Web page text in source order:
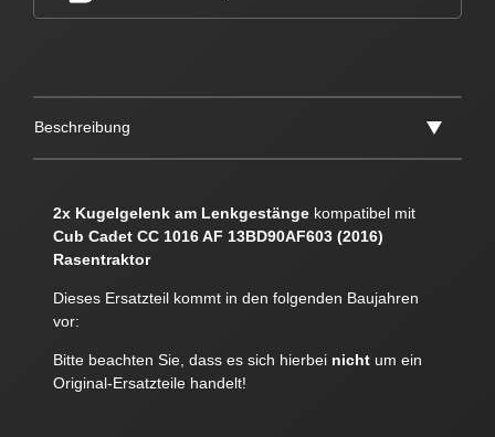
Beschreibung
2x Kugelgelenk am Lenkgestängekompatibel mit
Cub Cadet CC 1016 AF 13BD90AF603 (2016)
Rasentraktor
Dieses Ersatzteil kommt in den folgenden Baujahren
vor:
Bitte beachten Sie, dass es sich hierbei nichtum ein
Original-Ersatzteile handelt!